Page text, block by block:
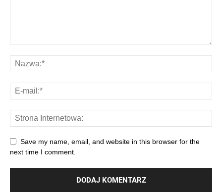
Save my name, email, and website in this browser for the
next time I comment.